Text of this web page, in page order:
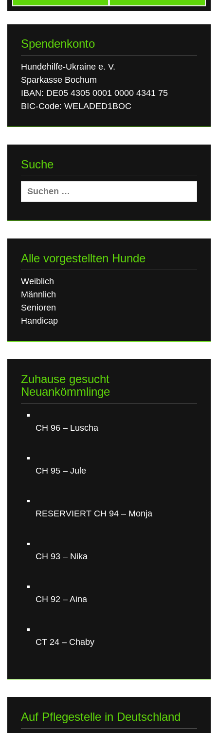
Spendenkonto
Hundehilfe-Ukraine e. V.
Sparkasse Bochum
IBAN: DE05 4305 0001 0000 4341 75
BIC-Code: WELADED1BOC
Suche
Suchen
nach:
Alle vorgestellten Hunde
Weiblich
Männlich
Senioren
Handicap
Zuhause gesucht
Neuankömmlinge
CH 96 – Luscha
CH 95 – Jule
RESERVIERT CH 94 – Monja
CH 93 – Nika
CH 92 – Aina
CT 24 – Chaby
Auf Pflegestelle in Deutschland